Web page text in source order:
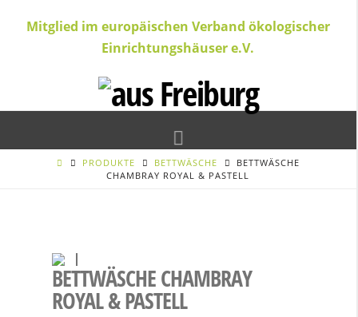
Mitglied im europäischen Verband ökologischer
Einrichtungshäuser e.V.
PRODUKTE BETTWÄSCHE
BETTWÄSCHE
CHAMBRAY ROYAL & PASTELL
BETTWÄSCHE CHAMBRAY
ROYAL & PASTELL